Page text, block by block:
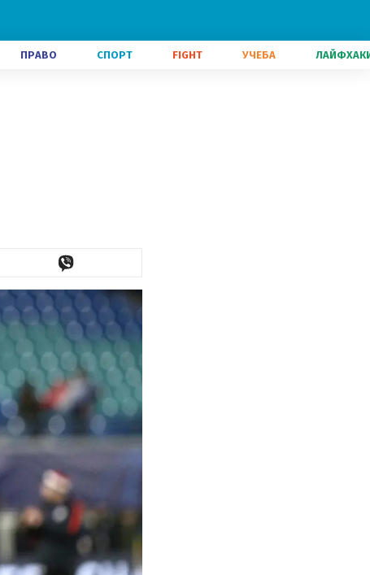
ПРАВО СПОРТ FIGHT УЧЕБА